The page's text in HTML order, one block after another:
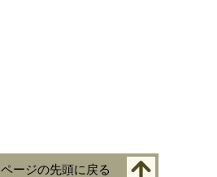
ページの先頭に戻る